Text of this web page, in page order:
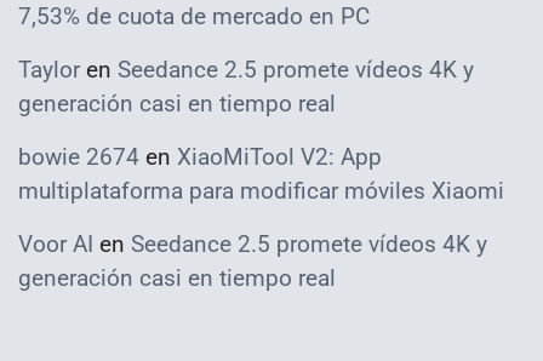
7,53% de cuota de mercado en PC
Taylor en Seedance 2.5 promete vídeos 4K y
generación casi en tiempo real
bowie 2674 en XiaoMiTool V2: App
multiplataforma para modificar móviles Xiaomi
Voor AI en Seedance 2.5 promete vídeos 4K y
generación casi en tiempo real